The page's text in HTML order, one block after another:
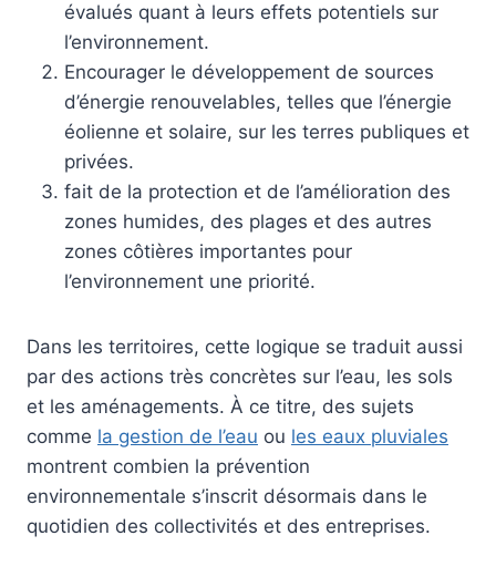
évalués quant à leurs effets potentiels sur
l’environnement.
Encourager le développement de sources
d’énergie renouvelables, telles que l’énergie
éolienne et solaire, sur les terres publiques et
privées.
fait de la protection et de l’amélioration des
zones humides, des plages et des autres
zones côtières importantes pour
l’environnement une priorité.
Dans les territoires, cette logique se traduit aussi
par des actions très concrètes sur l’eau, les sols
et les aménagements. À ce titre, des sujets
comme la gestion de l’eau ou les eaux pluviales
montrent combien la prévention
environnementale s’inscrit désormais dans le
quotidien des collectivités et des entreprises.